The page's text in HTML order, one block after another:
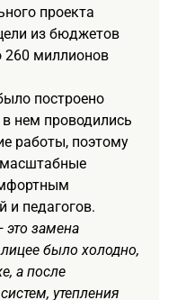
проекта
из бюджетов
260 миллионов
построено
в нем проводились
работы, поэтому
и педагогов.
это замена
было холодно,
а после
утепления